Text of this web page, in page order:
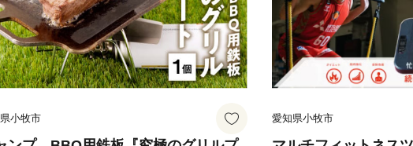
っています。
与謝野町では、平成30年度より９年間のまちづ
的計画の指針として、まちの未来像を「人・自
住民と行政の協働によるまちづくりを基本理念
ことは自分でする「自助」、地域でできることは
小牧市 愛知県小牧市